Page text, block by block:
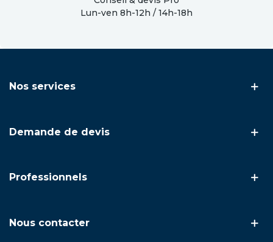
Lun-ven 8h-12h / 14h-18h
Nos services
Demande de devis
Professionnels
Nous contacter